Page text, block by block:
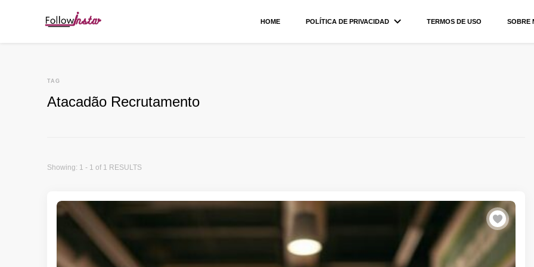
HOME POLÍTICA DE PRIVACIDAD TERMOS DE USO SOBRE
TAG
Atacadão Recrutamento
Showing: 1 - 1 of 1 RESULTS